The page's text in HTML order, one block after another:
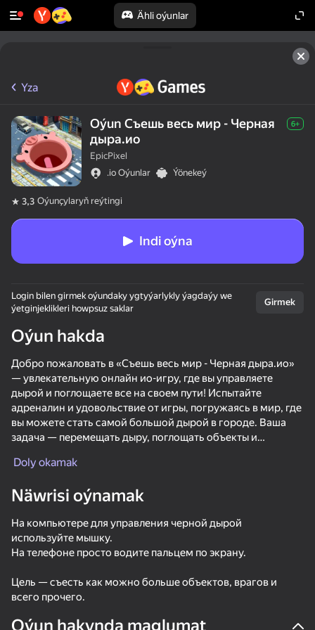
Ähli oýunlar
50+ top oýunlar, olary oýnaýar
50+ ýokary oýunlar,
olar oýnaýarlar,
Görmek
Will it Crush?
53
Fast and Thick
Yza
Oýun Съешь весь мир - Черная
дыра.ио
6+
EpicPixel
.io Oýunlar
Ýönekeý
3,3 Oýunçylaryň reýtingi
Indi oýna
Login bilen girmek oýundaky ygtyýarlykly ýagdaýy we
ýetginjeklikleri howpsuz saklar
Girmek
Oýun hakda
Добро пожаловать в «Съешь весь мир - Черная дыра.ио»
— увлекательную онлайн ио-игру, где вы управляете
дырой и поглощаете все на своем пути! Испытайте
адреналин и удовольствие от игры, погружаясь в мир, где
вы можете стать самой большой дырой в городе. Ваша
задача — перемещать дыру, поглощать объекты и
поглотите, тем больше станет ваша дыра!
Особенности игры «Съешь весь мир - Черная дыра.ио»:
- Более 10 крутых и модных скинов
- Увлекательный геймплей, который затянет вас на часы
поглощая всё на своём пути. Присоединяйтесь к тысячам
игроков и докажите, что вы можете стать самой большой
Doly okamak
Näwrisi oýnamak
На компьютере для управления черной дырой
используйте мышку.
На телефоне просто водите пальцем по экрану.
Цель — съесть как можно больше объектов, врагов и
всего прочего.
Oýun hakynda maglumat